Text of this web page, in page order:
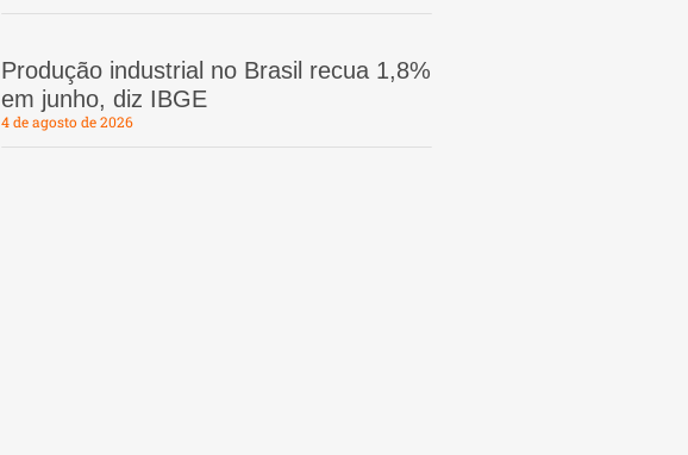
Produção industrial no Brasil recua 1,8%
em junho, diz IBGE
4 de agosto de 2026